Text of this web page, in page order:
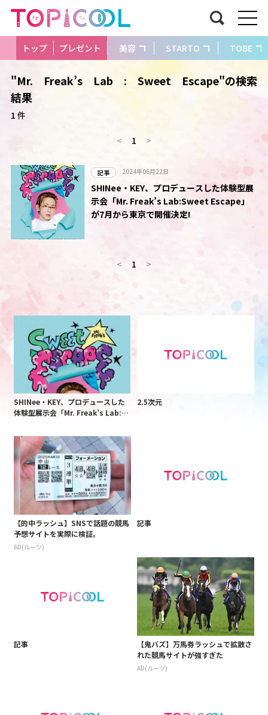
トップ プレゼント 美容 STARTO TOBE
"Mr. Freak’s Lab : Sweet Escape"の検索
結果
1 件
< 1 >
記事 2024年06月22日
SHINee・KEY、プロデュースした体験型展
示会「Mr. Freak’s Lab:Sweet Escape」
が7月から東京で開催決定!
< 1 >
SHINee・KEY、プロデュースした
体験型展示会「Mr. Freak’s Lab:S
催決定!
2.5次元
【的中ラッシュ】SNSで話題の競馬
予想サイトを実際に検証。
AD(ルーツ)
記事
記事
【鬼バズ】万馬券ラッシュで拡散さ
れた競馬サイトが強すぎた
AD(ルーツ)